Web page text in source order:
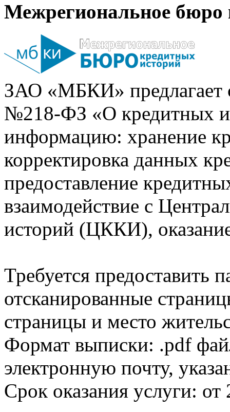
Межрегиональное бюро
ЗАО «МБКИ» предлагает
№218-ФЗ «О кредитных
информацию: хранение
корректировка данных
предоставление
взаимодействие с
историй (ЦККИ),
Требуется предоставить
отсканированные
страницы и место
Формат выписки: .pdf
электронную почту,
Срок оказания услуги: от